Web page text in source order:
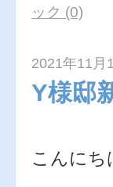
ック (0)
2021年11月
Y様邸
こんにち